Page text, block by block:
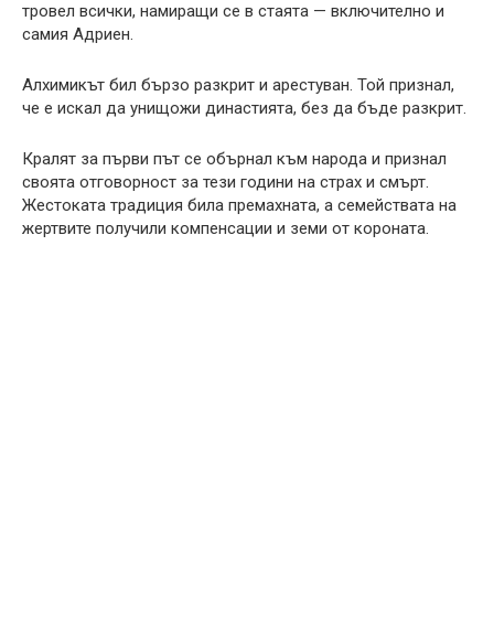
тровел всички, намиращи се в стаята — включително и
самия Адриен.
Алхимикът бил бързо разкрит и арестуван. Той признал,
че е искал да унищожи династията, без да бъде разкрит.
Кралят за първи път се обърнал към народа и признал
своята отговорност за тези години на страх и смърт.
Жестоката традиция била премахната, а семействата на
жертвите получили компенсации и земи от короната.